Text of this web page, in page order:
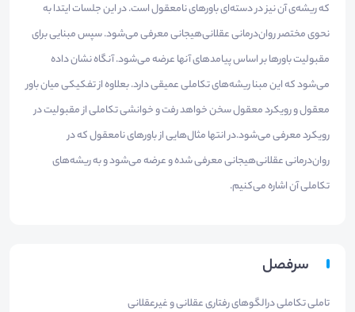
که ریشه‌ی آن نیز در دسته‌ای باورهای نامعقول است. در این جلسات ایتدا به
نحوی مختصر روان‌درمانی عقلانی‌هیجانی معرفی می‌شود. سپس مبنایی برای
مقبولیت باورها بر اساس پیامدهای آنها عرضه می‌شود. آنگاه نشان داده
می‌شود که این مبنا ریشه‌های تکاملی عمیقی دارد. بعلاوه از تفکیکی میان باور
معقول و رویکرد معقول سخن خواهد رفت و خوانشی تکاملی از مقبولیت در
رویکرد معرفی می‌شود.در انتها مثال‌هایی از باورهای نامعقول که در
روان‌درمانی عقلانی‌هیجانی معرفی شده و عرضه می‌شود و به ریشه‌های
تکاملی آن اشاره می‌کنیم.
سرفصل
تاملی تکاملی درالگوهای رفتاری عقلانی و غیرعقلانی